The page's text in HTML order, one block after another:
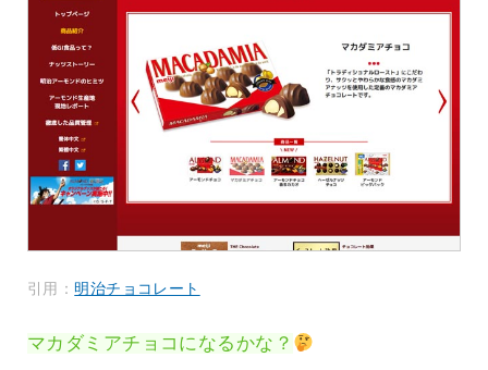
引用： 明治チョコレート
マカダミアチョコになるかな？